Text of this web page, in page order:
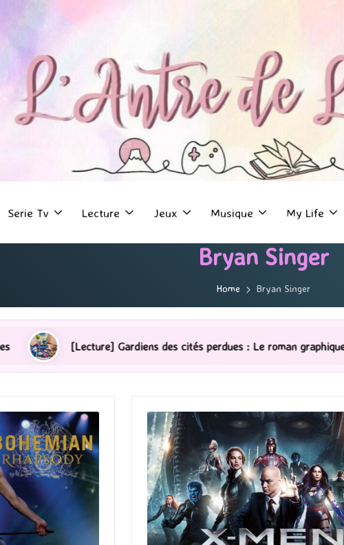
Serie Tv Lecture Jeux Musique My Life
Bryan Singer
Home Bryan Singer
Gardiens des cités perdues : Le roman graphique Tome 1 Partie 2